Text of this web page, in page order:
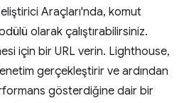
Araçları'nda, komut
olarak çalıştırabilirsiniz.
için bir URL verin. Lighthouse,
gerçekleştirir ve ardından
gösterdiğine dair bir